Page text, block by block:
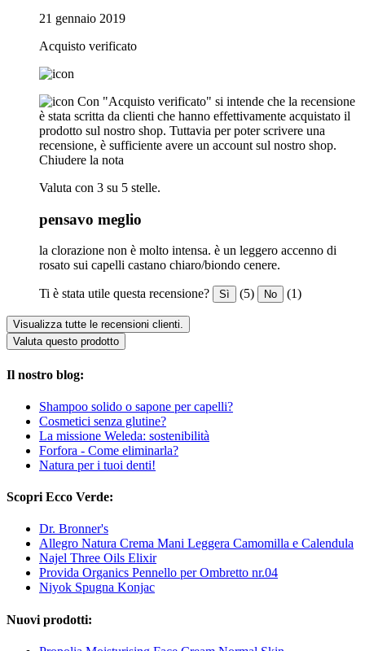
21 gennaio 2019
Acquisto verificato
Con "Acquisto verificato" si intende che la recensione
è stata scritta da clienti che hanno effettivamente acquistato il
prodotto sul nostro shop. Tuttavia per poter scrivere una
recensione, è sufficiente avere un account sul nostro shop.
Chiudere la nota
Valuta con 3 su 5 stelle.
pensavo meglio
la clorazione non è molto intensa. è un leggero accenno di
rosato sui capelli castano chiaro/biondo cenere.
Ti è stata utile questa recensione? Sì (5) No (1)
Visualizza tutte le recensioni clienti.
Valuta questo prodotto
Il nostro blog:
Shampoo solido o sapone per capelli?
Cosmetici senza glutine?
La missione Weleda: sostenibilità
Forfora - Come eliminarla?
Natura per i tuoi denti!
Scopri Ecco Verde:
Dr. Bronner's
Allegro Natura Crema Mani Leggera Camomilla e Calendula
Najel Three Oils Elixir
Provida Organics Pennello per Ombretto nr.04
Niyok Spugna Konjac
Nuovi prodotti: